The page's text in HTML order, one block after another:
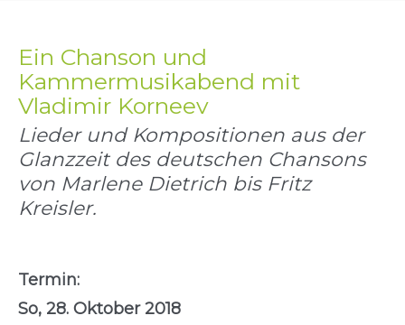
Ein Chanson und
Kammermusikabend mit
Vladimir Korneev
Lieder und Kompositionen aus der
Glanzzeit des deutschen Chansons
von Marlene Dietrich bis Fritz
Kreisler.
Termin:
So, 28. Oktober 2018